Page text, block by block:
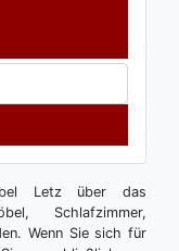
Letz über das
Schlafzimmer,
Wenn Sie sich für